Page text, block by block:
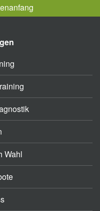
Wahl